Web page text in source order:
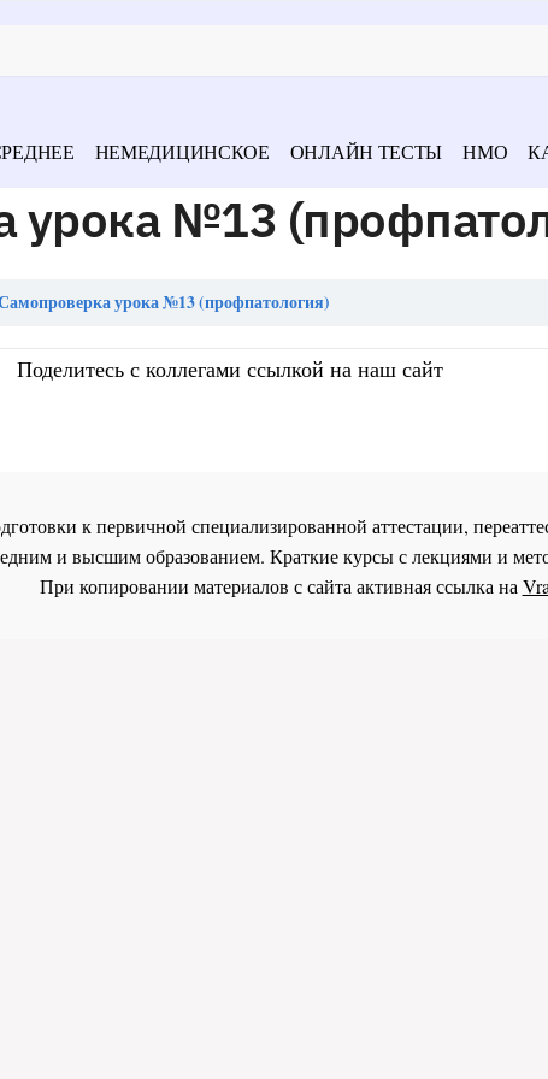
НЕМЕДИЦИНСКОЕ ОНЛАЙН ТЕСТЫ НМО
урока №13
урока №13 (профпатология)
Поделитесь с коллегами ссылкой на наш сайт
к первичной специализированной аттестации,
и высшим образованием. Краткие курсы с лекциями и
При копировании материалов с сайта активная ссылка на